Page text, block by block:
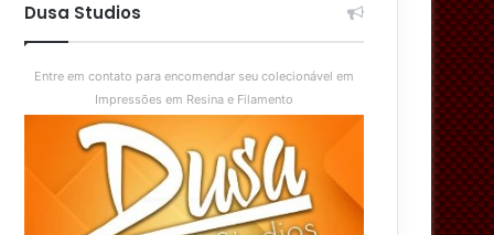
Dusa Studios
Entre em contato para encomendar seu colecionável em
Impressões em Resina e Filamento